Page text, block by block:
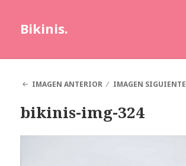
Bikinis.
IMAGEN ANTERIOR
IMAGEN SIGUIENTE
bikinis-img-324